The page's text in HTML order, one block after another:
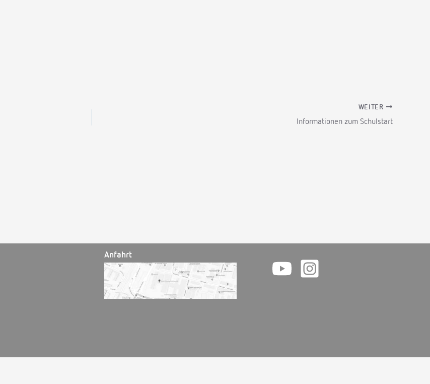
WEITER
Informationen zum Schulstart
Anfahrt